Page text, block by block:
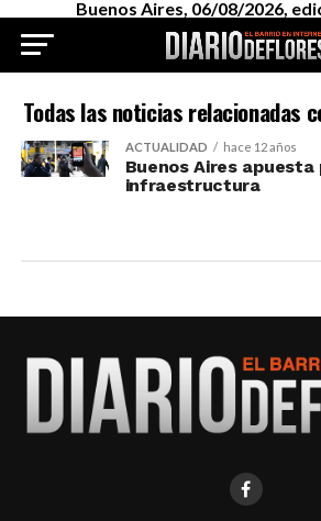
Buenos Aires, 06/08/2026,
Todas las noticias relacionadas
ACTUALIDAD hace 12 años
Buenos Aires
infraestructura